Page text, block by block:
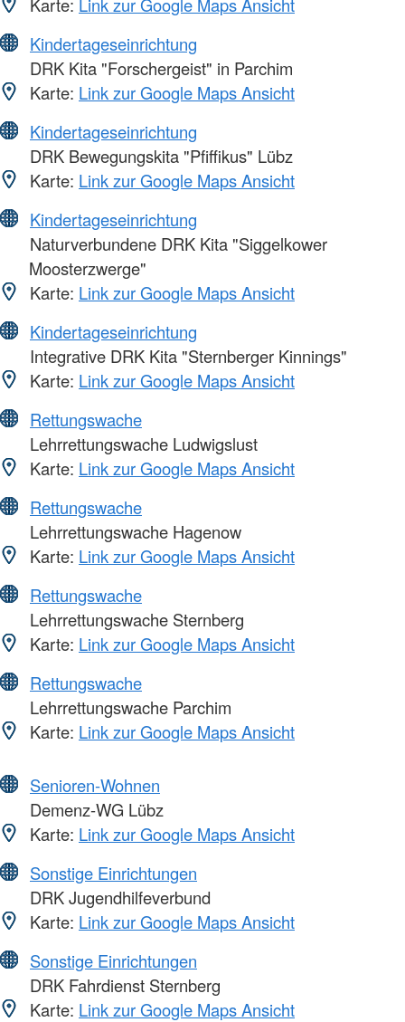
Kindertageseinrichtung
DRK Kita "Forschergeist" in Parchim
Karte: Link zur Google Maps Ansicht
Kindertageseinrichtung
DRK Bewegungskita "Pfiffikus" Lübz
Karte: Link zur Google Maps Ansicht
Kindertageseinrichtung
Naturverbundene DRK Kita "Siggelkower
Moosterzwerge"
Karte: Link zur Google Maps Ansicht
Kindertageseinrichtung
Integrative DRK Kita "Sternberger Kinnings"
Karte: Link zur Google Maps Ansicht
Rettungswache
Lehrrettungswache Ludwigslust
Karte: Link zur Google Maps Ansicht
Rettungswache
Lehrrettungswache Hagenow
Karte: Link zur Google Maps Ansicht
Rettungswache
Lehrrettungswache Sternberg
Karte: Link zur Google Maps Ansicht
Rettungswache
Lehrrettungswache Parchim
Karte: Link zur Google Maps Ansicht
Senioren-Wohnen
Demenz-WG Lübz
Karte: Link zur Google Maps Ansicht
Sonstige Einrichtungen
DRK Jugendhilfeverbund
Karte: Link zur Google Maps Ansicht
Sonstige Einrichtungen
DRK Fahrdienst Sternberg
Karte: Link zur Google Maps Ansicht